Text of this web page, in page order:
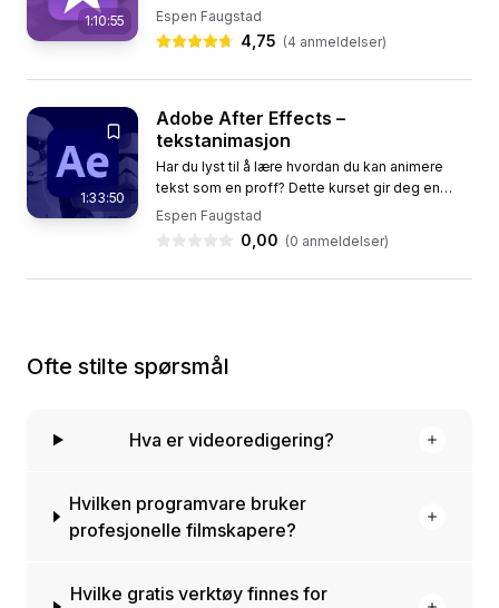
1:10:55
redigere video på Mac. Med iMovie, et
brukervennlig program fra...
Espen Faugstad
4,75 (4 anmeldelser)
1:33:50
Adobe After Effects –
tekstanimasjon
Har du lyst til å lære hvordan du kan animere
tekst som en proff? Dette kurset gir deg en
grundig innføring i hvordan du bruker Adobe
After Effects til å lage...
Espen Faugstad
0,00 (0 anmeldelser)
Ofte stilte spørsmål
Hva er videoredigering?
Hvilken programvare bruker
profesjonelle filmskapere?
Hvilke gratis verktøy finnes for